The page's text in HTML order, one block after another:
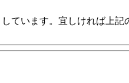
ています。宜しければ上